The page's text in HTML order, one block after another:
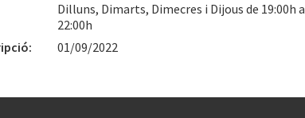
Dilluns, Dimarts, Dimecres i Dijous de 19:00h a
22:00h
01/09/2022